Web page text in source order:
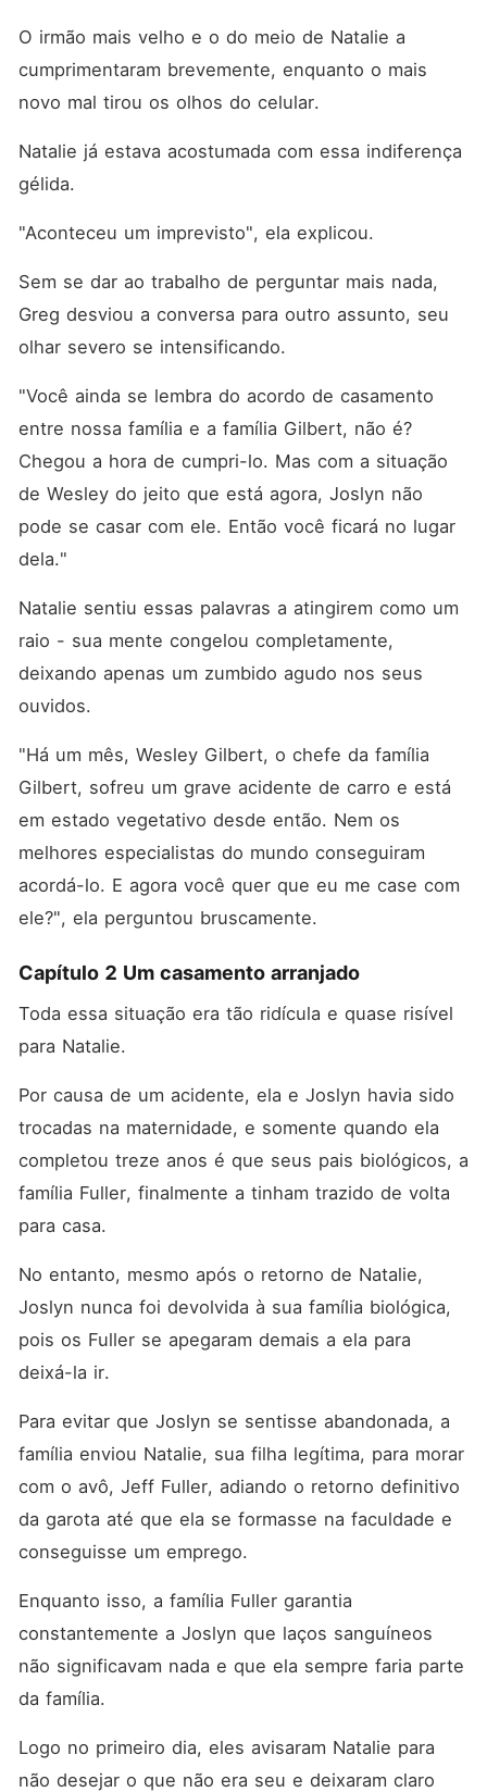
O irmão mais velho e o do meio de Natalie a
cumprimentaram brevemente, enquanto o mais
novo mal tirou os olhos do celular.
Natalie já estava acostumada com essa indiferença
gélida.
"Aconteceu um imprevisto", ela explicou.
Sem se dar ao trabalho de perguntar mais nada,
Greg desviou a conversa para outro assunto, seu
olhar severo se intensificando.
"Você ainda se lembra do acordo de casamento
entre nossa família e a família Gilbert, não é?
Chegou a hora de cumpri-lo. Mas com a situação
de Wesley do jeito que está agora, Joslyn não
pode se casar com ele. Então você ficará no lugar
dela."
Natalie sentiu essas palavras a atingirem como um
raio - sua mente congelou completamente,
deixando apenas um zumbido agudo nos seus
ouvidos.
"Há um mês, Wesley Gilbert, o chefe da família
Gilbert, sofreu um grave acidente de carro e está
em estado vegetativo desde então. Nem os
melhores especialistas do mundo conseguiram
acordá-lo. E agora você quer que eu me case com
ele?", ela perguntou bruscamente.
Capítulo 2 Um casamento arranjado
Toda essa situação era tão ridícula e quase risível
para Natalie.
Por causa de um acidente, ela e Joslyn havia sido
trocadas na maternidade, e somente quando ela
completou treze anos é que seus pais biológicos, a
família Fuller, finalmente a tinham trazido de volta
para casa.
No entanto, mesmo após o retorno de Natalie,
Joslyn nunca foi devolvida à sua família biológica,
pois os Fuller se apegaram demais a ela para
deixá-la ir.
Para evitar que Joslyn se sentisse abandonada, a
família enviou Natalie, sua filha legítima, para morar
com o avô, Jeff Fuller, adiando o retorno definitivo
da garota até que ela se formasse na faculdade e
conseguisse um emprego.
Enquanto isso, a família Fuller garantia
constantemente a Joslyn que laços sanguíneos
não significavam nada e que ela sempre faria parte
da família.
Logo no primeiro dia, eles avisaram Natalie para
não desejar o que não era seu e deixaram claro